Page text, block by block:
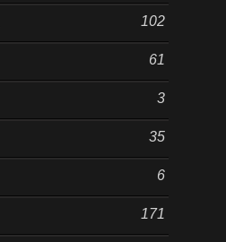
102
61
3
35
6
171